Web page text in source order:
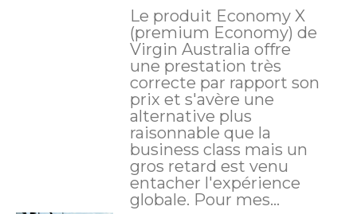
Le produit Economy X
(premium Economy) de
Virgin Australia offre
une prestation très
correcte par rapport son
prix et s'avère une
alternative plus
raisonnable que la
business class mais un
gros retard est venu
entacher l'expérience
globale. Pour mes...